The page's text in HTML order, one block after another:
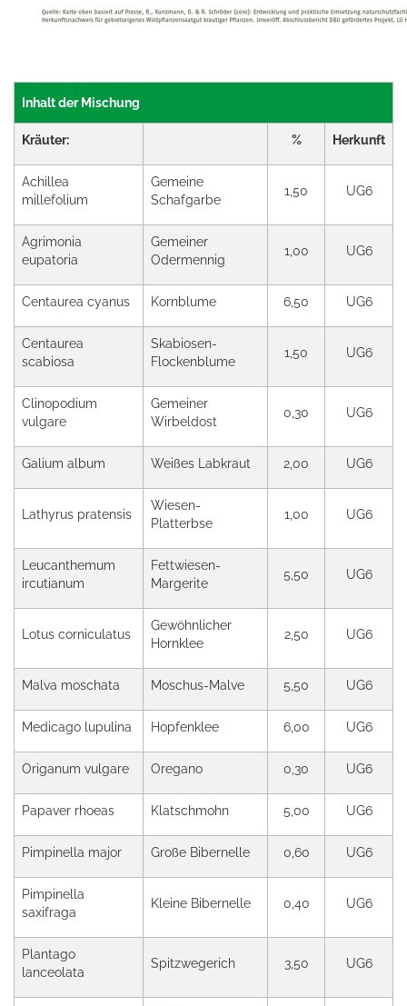
Inhalt der Mischung
Kräuter: % Herkunft
Achillea
millefolium
Gemeine
Schafgarbe
1,50 UG6
Agrimonia
eupatoria
Gemeiner
Odermennig
1,00 UG6
Centaurea cyanus Kornblume 6,50 UG6
Centaurea
scabiosa
Skabiosen-
Flockenblume
1,50 UG6
Clinopodium
vulgare
Gemeiner
Wirbeldost
0,30 UG6
Galium album Weißes Labkraut 2,00 UG6
Lathyrus pratensis
Wiesen-
Platterbse
1,00 UG6
Leucanthemum
ircutianum
Fettwiesen-
Margerite
5,50 UG6
Lotus corniculatus
Gewöhnlicher
Hornklee
2,50 UG6
Malva moschata Moschus-Malve 5,50 UG6
Medicago lupulina Hopfenklee 6,00 UG6
Origanum vulgare Oregano 0,30 UG6
Papaver rhoeas Klatschmohn 5,00 UG6
Pimpinella major Große Bibernelle 0,60 UG6
Pimpinella
saxifraga
Kleine Bibernelle 0,40 UG6
Plantago
lanceolata
Spitzwegerich 3,50 UG6